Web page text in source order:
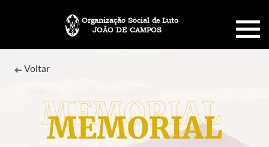
JOÃO DE CAMPOS
Organização Social de Luto
SOBRE NÓS
PLANO FUNERÁRIO
MEMORIAL
Voltar